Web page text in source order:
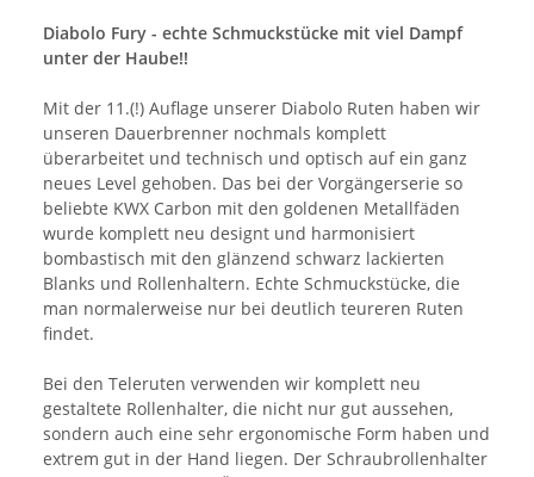
Diabolo Fury - echte Schmuckstücke mit viel Dampf
unter der Haube!!
Mit der 11.(!) Auflage unserer Diabolo Ruten haben wir
unseren Dauerbrenner nochmals komplett
überarbeitet und technisch und optisch auf ein ganz
neues Level gehoben. Das bei der Vorgängerserie so
beliebte KWX Carbon mit den goldenen Metallfäden
wurde komplett neu designt und harmonisiert
bombastisch mit den glänzend schwarz lackierten
Blanks und Rollenhaltern. Echte Schmuckstücke, die
man normalerweise nur bei deutlich teureren Ruten
findet.
Bei den Teleruten verwenden wir komplett neu
gestaltete Rollenhalter, die nicht nur gut aussehen,
sondern auch eine sehr ergonomische Form haben und
extrem gut in der Hand liegen. Der Schraubrollenhalter